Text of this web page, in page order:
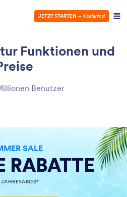
JETZT STARTEN – Kostenlos!
Funktionen und
Benutzer
SALE
RABATTE